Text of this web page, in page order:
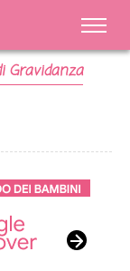
Gravidanza